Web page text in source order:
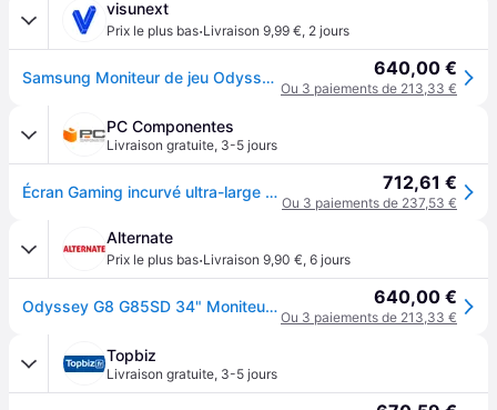
visunext
Prix le plus bas·Livraison 9,99 €, 2 jours
Samsung Moniteur de jeu Odyssey OLED G8 G85SD Ultra WQHD 175 Hz de 34 pouces 640,00 €
Ou 3 paiements de 213,33 €
PC Componentes
Livraison gratuite, 3-5 jours
Écran Gaming incurvé ultra-large Samsung G8 Odyssey OLED S34DG850SU 34 pouces / WQHD / 0,03 ms / 175 Hz / Multimédia / Hauteur réglable / Argent 712,61 €
Ou 3 paiements de 237,53 €
Alternate
Prix le plus bas·Livraison 9,90 €, 6 jours
Odyssey G8 G85SD 34" Moniteur UltraWide gaming incurvé 640,00 €
Ou 3 paiements de 213,33 €
Topbiz
Livraison gratuite, 3-5 jours